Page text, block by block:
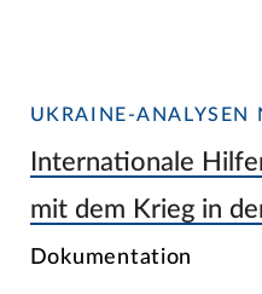
UKRAINE-
Internationale
mit dem Krieg in
Dokumentation